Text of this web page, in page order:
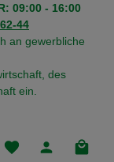
09:00 - 16:00
44
an gewerbliche
des
ein.
Du hast 0